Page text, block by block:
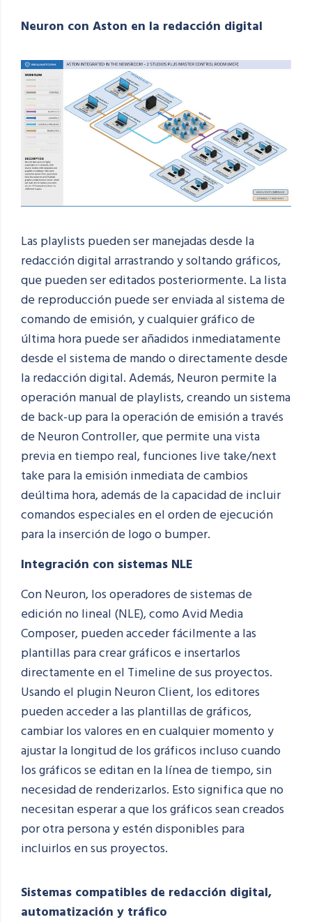
Neuron con Aston en la redacción digital
Las playlists pueden ser manejadas desde la
redacción digital arrastrando y soltando gráficos,
que pueden ser editados posteriormente. La lista
de reproducción puede ser enviada al sistema de
comando de emisión, ycualquier gráfico de
última hora puede ser añadidos inmediatamente
desde el sistema de mando o directamente desde
la redacción digital. Además, Neuron permite la
operación manual de playlists, creando un sistema
de back-up para la operación de emisión a través
de Neuron Controller, que permite una vista
previa en tiempo real, funciones live take/next
take para la emisión inmediata de cambios
deúltima hora, además de la capacidad de incluir
comandos especiales en el orden de ejecución
para la inserción de logo o bumper.
Integración con sistemas NLE
Con Neuron, los operadores de sistemas de
edición no lineal (NLE), como Avid Media
Composer, pueden acceder fácilmente a las
plantillas para crear gráficos e insertarlos
directamente en el Timelinede sus proyectos.
Usando el plugin Neuron Client, los editores
pueden acceder a las plantillas de gráficos,
cambiar los valores enen cualquier momentoy
ajustar la longitud de los gráficos incluso cuando
los gráficos se editan en la línea de tiempo, sin
necesidad de renderizarlos. Esto significa que no
necesitan esperar a que los gráficos sean creados
por otra persona y estén disponibles para
incluirlos en sus proyectos.
Sistemas compatibles de redacción digital,
automatización y tráfico